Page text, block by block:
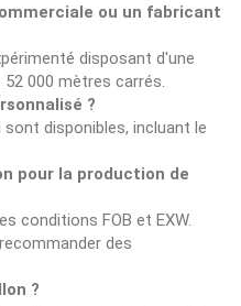
ou un fabricant
disposant d'une
000 mètres carrés.
?
sont disponibles, incluant le
pour la production de
conditions FOB et EXW.
des
?